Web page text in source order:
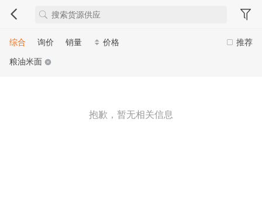
推荐
综合 询价 销量
价格
粮油米面
抱歉，暂无相关信息